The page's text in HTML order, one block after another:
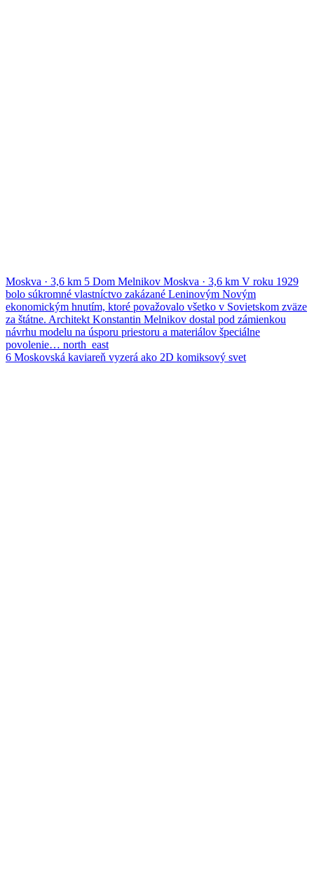
Moskva · 3,6 km 5 Dom Melnikov Moskva · 3,6 km V roku 1929
bolo súkromné vlastníctvo zakázané Leninovým Novým
ekonomickým hnutím, ktoré považovalo všetko v Sovietskom zväze
za štátne. Architekt Konstantin Melnikov dostal pod zámienkou
návrhu modelu na úsporu priestoru a materiálov špeciálne
povolenie… north_east
6 Moskovská kaviareň vyzerá ako 2D komiksový svet